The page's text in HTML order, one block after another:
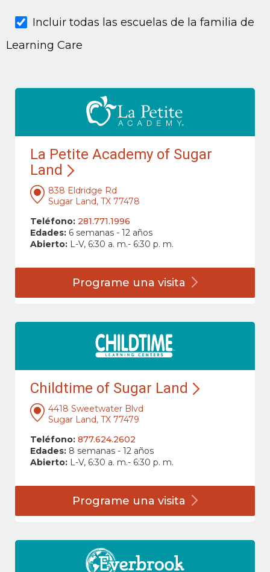
Incluir todas las escuelas de la familia de
Learning Care
La Petite Academy of Sugar
Land
838 Eldridge Rd
Sugar Land, TX 77478
Teléfono: 281.771.1996
Edades: 6 semanas - 12 años
Abierto: L-V, 6:30 a. m.- 6:30 p. m.
Programe una visita
Childtime of Sugar Land
4418 Sweetwater Blvd
Sugar Land, TX 77479
Teléfono: 877.624.2602
Edades: 8 semanas - 12 años
Abierto: L-V, 6:30 a. m.- 6:30 p. m.
Programe una visita